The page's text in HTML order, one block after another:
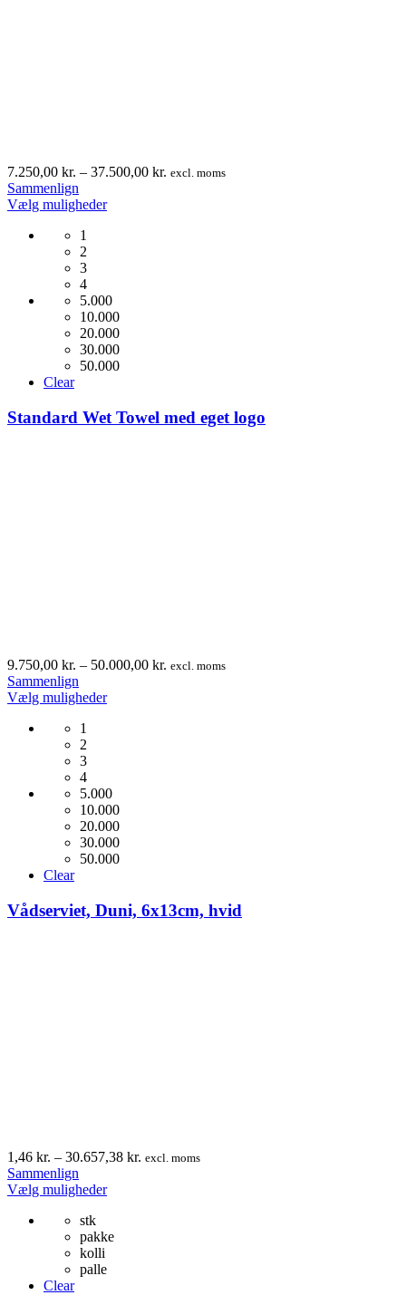
7.250,00 kr. – 37.500,00 kr. Prisinterval:
excl. moms
Sammenlign
Vælg mulighederDette
kan
vælges
på
varesiden
1
2
3
4
5.000
10.000
20.000
30.000
50.000
Clear
Standard Wet Towel med eget logo
9.750,00 kr. – 50.000,00 kr. Prisinterval:
excl. moms
Sammenlign
Vælg mulighederDette
kan
vælges
på
varesiden
1
2
3
4
5.000
10.000
20.000
30.000
50.000
Clear
Vådserviet, Duni, 6x13cm, hvid
1,46 kr. – 30.657,38 kr. Prisinterval:
excl. moms
Sammenlign
Vælg mulighederDette
flere
Mulighederne
stk
pakke
kolli
palle
Clear